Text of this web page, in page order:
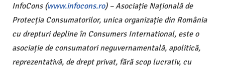
InfoCons (www.infocons.ro) – Asociație Națională de
Protecția Consumatorilor, unica organizație din România
cu drepturi depline în Consumers International, este o
asociație de consumatori neguvernamentală, apolitică,
reprezentativă, de drept privat, fără scop lucrativ, cu